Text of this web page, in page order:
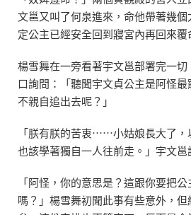
文邕又叫了何泉進來，命他帶著幾
定公主已經安全回到寢宮內再回來覆
楊雪舞在一旁看著宇文邕部署完一
口詢問：「聽聞宇文貞公主是阿怪
不親自追出去呢？」
「朕有朕的苦衷⋯⋯小姑娘長大了，
也該學著獨自一人往前走。」宇文邕
「阿怪，你的意思是？這跟你要把
嗎？」楊雪舞初聞此事有些意外，